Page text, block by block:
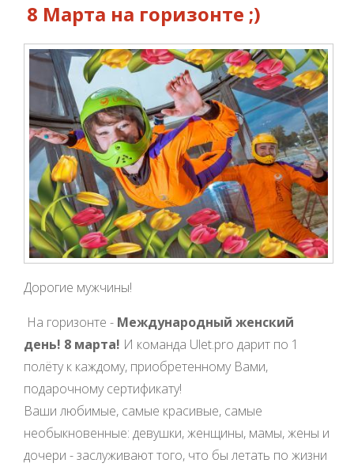
8 Марта на горизонте ;)
Дорогие мужчины!
На горизонте - Международный женский
день! 8 марта! И команда Ulet.pro дарит по 1
полёту к каждому, приобретенному Вами,
подарочному сертификату!
Ваши любимые, самые красивые, самые
необыкновенные: девушки, женщины, мамы, жены и
дочери - заслуживают того, что бы летать по жизни